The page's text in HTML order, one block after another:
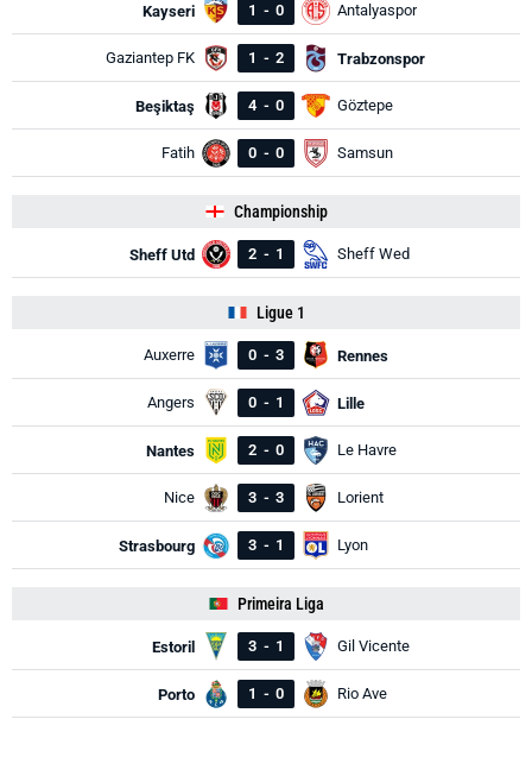
Kayseri 1 - 0 Antalyaspor
Gaziantep FK 1 - 2 Trabzonspor
Beşiktaş 4 - 0 Göztepe
Fatih 0 - 0 Samsun
Championship
Sheff Utd 2 - 1 Sheff Wed
Ligue 1
Auxerre 0 - 3 Rennes
Angers 0 - 1 Lille
Nantes 2 - 0 Le Havre
Nice 3 - 3 Lorient
Strasbourg 3 - 1 Lyon
Primeira Liga
Estoril 3 - 1 Gil Vicente
Porto 1 - 0 Rio Ave